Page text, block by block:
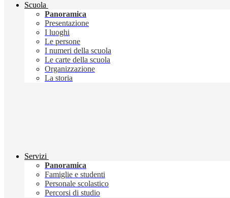
Scuola
Panoramica
Presentazione
I luoghi
Le persone
I numeri della scuola
Le carte della scuola
Organizzazione
La storia
Servizi
Panoramica
Famiglie e studenti
Personale scolastico
Percorsi di studio